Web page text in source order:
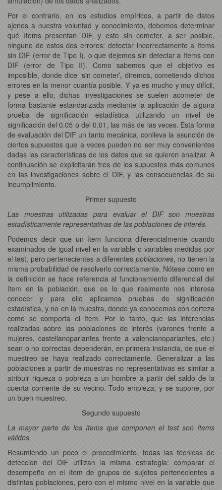
Por el contrario, en los estudios empíricos, a partir de datos
ajenos a nuestra voluntad y conocimiento, debemos determinar
qué ítems presentan DIF, y esto sin cometer, a ser posible,
ninguno de estos dos errores: detectar incorrectamente a ítems
sin DIF (error de Tipo I), o que dejemos sin detectar a ítems con
DIF (error de Tipo II). Como sabemos que el objetivo es
imposible, donde dice ‘sin cometer’, diremos, cometiendo dichos
errores en la menor cuantía posible. Y ya es mucho y muy difícil,
y pese a ello, dichas investigaciones se suelen acometer de
forma bastante estandarizada mediante la aplicación de alguna
prueba de significación estadística utilizando un nivel de
significación del 0.05 o del 0.01, las más de las veces. Esta forma
de evaluación del DIF un tanto mecánica, conlleva la asunción de
ciertos supuestos que a veces pueden no ser muy convenientes
dadas las características de los datos que se quieren analizar. A
continuación se explicitarán tres de los supuestos más comunes
en las investigaciones sobre el DIF, y las consecuencias de su
incumplimiento.
Primer supuesto
Las muestras utilizadas para evaluar el DIF son muestras
estadísticamente representativas de las poblaciones de interés.
Podemos decir que un ítem funciona diferencialmente cuando
examinados de igual nivel en la variable o variables medidas por
el test, pero pertenecientes a diferentes poblaciones, no tienen la
misma probabilidad de resolverlo correctamente. Nótese como en
la definición se hace referencia al funcionamiento diferencial del
ítem en la población, que es lo que realmente nos interesa
conocer y para ello aplicamos pruebas de significación
estadística, y no en la muestra, donde ya conocemos con certeza
como se comporta el ítem. Por lo tanto, que las inferencias
realizadas sobre las poblaciones de interés (varones frente a
mujeres, castellanoparlantes frente a valencianoparlantes, etc.)
sean o no correctas dependerán, en primera instancia, de que el
muestreo se haya realizado correctamente. Generalizar a las
poblaciones a partir de muestras no representativas es similar a
atribuir riqueza o pobreza a un hombre a partir del saldo de la
cuenta corriente de su vecino. Todo empieza, y se supone, por
un buen muestreo.
Segundo supuesto
La mayor parte de los ítems que componen el test son ítems
válidos.
Resumiendo un poco el procedimiento, todas las técnicas de
detección del DIF utilizan la misma estrategia: comparar el
desempeño en el ítem de grupos de sujetos pertenecientes a
distintas poblaciones, pero con el mismo nivel en la variable que